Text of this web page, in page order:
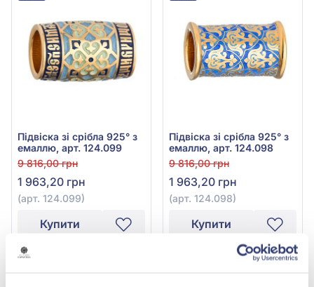
Підвіска зі срібла 925° з
емаллю, арт. 124.099
9 816,00 грн
1 963,20 грн
(арт. 124.099)
Купити
Підвіска зі срібла 925° з
емаллю, арт. 124.098
9 816,00 грн
1 963,20 грн
(арт. 124.098)
Купити
-80%